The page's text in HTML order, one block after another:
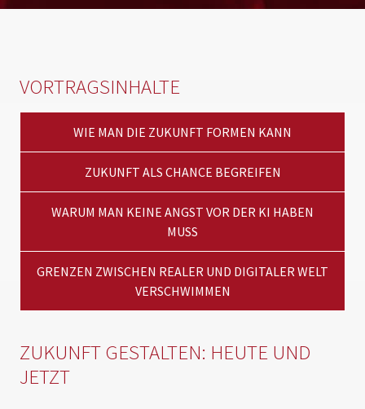
VORTRAGSINHALTE
WIE MAN DIE ZUKUNFT FORMEN KANN
ZUKUNFT ALS CHANCE BEGREIFEN
WARUM MAN KEINE ANGST VOR DER KI HABEN
MUSS
GRENZEN ZWISCHEN REALER UND DIGITALER WELT
VERSCHWIMMEN
ZUKUNFT GESTALTEN: HEUTE UND
JETZT